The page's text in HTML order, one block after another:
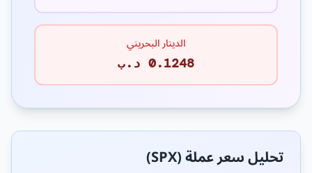
الدينار البحريني
0.1248 د.ب
تحليل سعر عملة (SPX)